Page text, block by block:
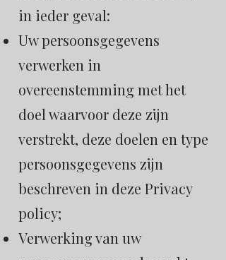
in ieder geval:
Uw persoonsgegevens
verwerken in
overeenstemming met het
doel waarvoor deze zijn
verstrekt, deze doelen en type
persoonsgegevens zijn
beschreven in deze Privacy
policy;
Verwerking van uw